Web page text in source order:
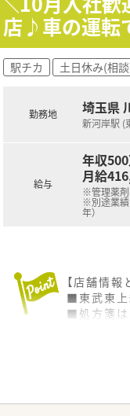
■複数店舗
【こんな
■電子薬歴
■施設在宅
■漢方を
店♪車の運転
駅チカ 土日休み(相
勤務地 埼玉県
新河岸駅 (
給与
年収
月給
※管理薬剤
※別途業績
年）
【店舗情報
■東武東上
■処方箋は
■首都圏
■自社施
■現場の薬